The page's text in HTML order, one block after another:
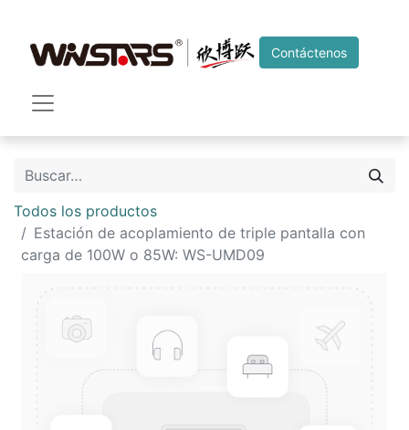
Contáctenos
Todos los productos
Estación de acoplamiento de triple pantalla con
carga de 100W o 85W: WS-UMD09